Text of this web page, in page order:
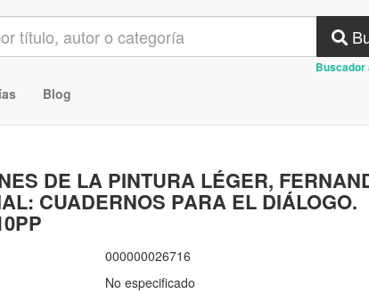
Buscador
Blog
DE LA PINTURA LÉGER,
CUADERNOS PARA EL DIÁLOGO.
000000026716
No especificado